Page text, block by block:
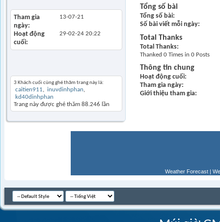
Tham gia
ngày
13-07-21
Hoạt động
cuối
29-02-24 20:22
3 Khách cuối cùng ghé thăm trang này là:
caitien911
inuvdinhphan
kd40dinhphan
Trang này được ghé thăm 88.246 lần
Tổng số bài
Tổng số bài
Số bài viết mỗi ngày
Total Thanks
Total Thanks
Thanked 0 Times in 0 Posts
Thông tin chung
Hoạt động cuối
Tham gia ngày
Giới thiệu tham gia
Weather Forecast |